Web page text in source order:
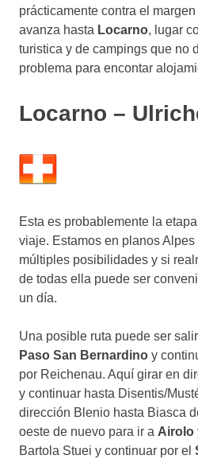
prácticamente contra el
avanza hasta Locarno, lugar
turistica y de campings que no
problema para encontar
Locarno –
Esta es probablemente la
viaje. Estamos en planos
múltiples posibilidades y si
de todas ella puede ser
un día.
Una posible ruta puede ser
Paso San Bernardino y
por Reichenau. Aquí girar en
y continuar hasta Disentis/
dirección Blenio hasta Biasca
oeste de nuevo para ir a Airolo
Bartola Stuei y continuar por el